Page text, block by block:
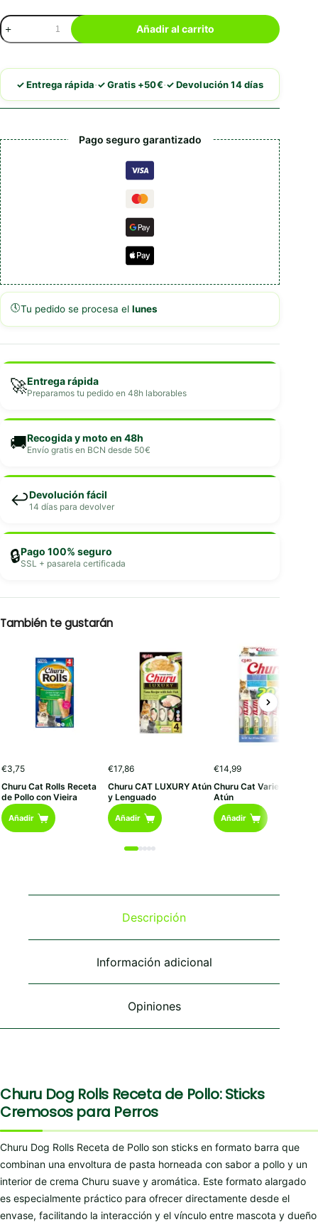
Churu
Dog
Rolls
de
Pollo
cantidad
Añadir al carrito
✓ Entrega rápida·✓ Gratis +50€·✓ Devolución 14 días
Pago seguro garantizado
🕔Tu pedido se procesa el lunes
🚀Entrega rápida
Preparamos tu pedido en 48h laborables
🚚Recogida y moto en 48h
Envío gratis en BCN desde 50€
↩️Devolución fácil
14 días para devolver
🔒Pago 100% seguro
SSL + pasarela certificada
También te gustarán
€3,75
Churu Cat Rolls Receta
de Pollo con Vieira
Añadir
€17,86
Churu CAT LUXURY Atún
y Lenguado
Añadir
€14,99
Churu Cat Variedades
Atún
Añadir
Descripción
Información adicional
Opiniones
Churu Dog Rolls Receta de Pollo: Sticks
Cremosos para Perros
Churu Dog Rolls Receta de Pollo son sticks en formato barra que
combinan una envoltura de pasta horneada con sabor a pollo y un
interior de crema Churu suave y aromática. Este formato alargado
es especialmente práctico para ofrecer directamente desde el
envase, facilitando la interacción y el vínculo entre mascota y dueño